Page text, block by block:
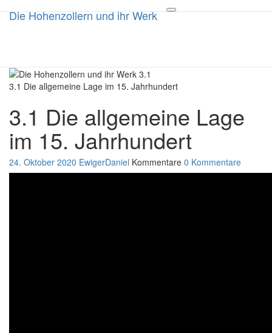
Toggle
Die Hohenzollern und ihr Werk
Die Hohenzollern und ihr
Die 1000 jährige Geschichte
3.1 Die allgemeine Lage im 15. Jahrhundert
3.1 Die allgemeine Lage
im 15. Jahrhundert
24. Oktober 2020 EwigerDaniel Kommentare 0 Kommentare